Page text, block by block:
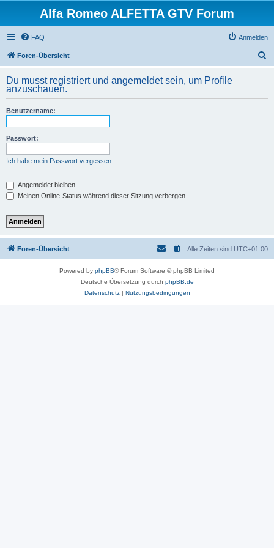
Alfa Romeo ALFETTA GTV Forum
FAQ Anmelden
Foren-Übersicht
h
Du musst registriert und angemeldet sein, um Profile
anzuschauen.
Benutzername:
Passwort:
Ich habe mein Passwort vergessen
Angemeldet bleiben
Meinen Online-Status während dieser Sitzung verbergen
Foren-Übersicht Alle Zeiten sind UTC+01:00
Powered by phpBB® Forum Software © phpBB Limited
Deutsche Übersetzung durch phpBB.de
Datenschutz| Nutzungsbedingungen